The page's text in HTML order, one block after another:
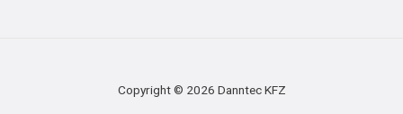
Copyright © 2026 Danntec KFZ